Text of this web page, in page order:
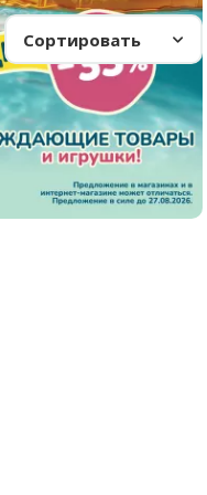
Сортировать